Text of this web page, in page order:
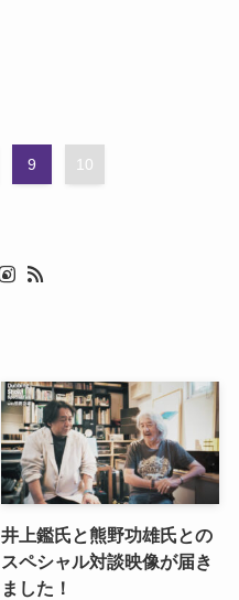
9 10
井上鑑氏と熊野功雄氏との
スペシャル対談映像が届き
ました！